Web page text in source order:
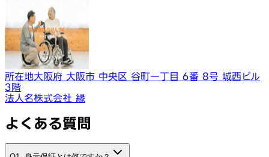
所在地大阪府 大阪市 中央区 谷町一丁目 6番 8号 城西ビル
3階
法人名株式会社 縁
よくある質問